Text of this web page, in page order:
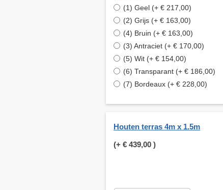
(1) Geel (+ € 217,00)
(2) Grijs (+ € 163,00)
(4) Bruin (+ € 163,00)
(3) Antraciet (+ € 170,00)
(5) Wit (+ € 154,00)
(6) Transparant (+ € 186,00)
(7) Bordeaux (+ € 228,00)
Houten terras 4m x 1.5m
(+ € 439,00 )